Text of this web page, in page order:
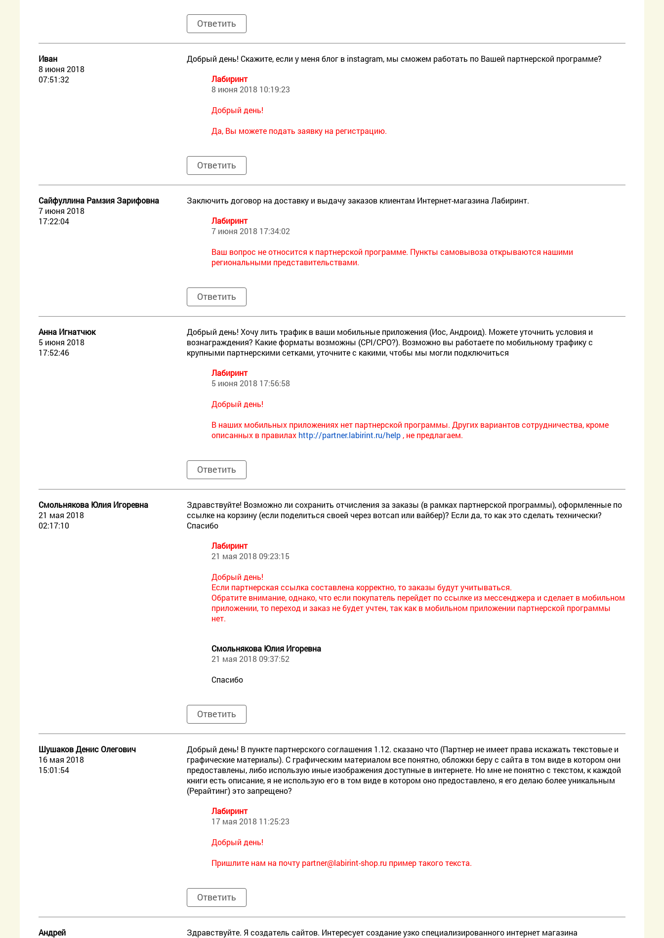
Ответить
Иван
8 июня 2018
07:51:32
Добрый день! Скажите, если у меня блог в instagram, мы сможем работать по Вашей партнерской программе?
Лабиринт
8 июня 2018 10:19:23
Добрый день!
Да, Вы можете подать заявку на регистрацию.
Ответить
Сайфуллина Рамзия Зарифовна
7 июня 2018
17:22:04
Заключить договор на доставку и выдачу заказов клиентам Интернет-магазина Лабиринт.
Лабиринт
7 июня 2018 17:34:02
Ваш вопрос не относится к партнерской программе. Пункты самовывоза открываются нашими
региональными представительствами.
Ответить
Анна Игнатчюк
5 июня 2018
17:52:46
Добрый день! Хочу лить трафик в ваши мобильные приложения (Иос, Андроид). Можете уточнить условия и
вознаграждения? Какие форматы возможны (CPI/CPO?). Возможно вы работаете по мобильному трафику с
крупными партнерскими сетками, уточните с какими, чтобы мы могли подключиться
Лабиринт
5 июня 2018 17:56:58
Добрый день!
В наших мобильных приложениях нет партнерской программы. Других вариантов сотрудничества, кроме
описанных в правилах http://partner.labirint.ru/help , не предлагаем.
Ответить
Смольнякова Юлия Игоревна
21 мая 2018
02:17:10
Здравствуйте! Возможно ли сохранить отчисления за заказы (в рамках партнерской программы), оформленные по
ссылке на корзину (если поделиться своей через вотсап или вайбер)? Если да, то как это сделать технически?
Спасибо
Лабиринт
21 мая 2018 09:23:15
Добрый день!
Если партнерская ссылка составлена корректно, то заказы будут учитываться.
Обратите внимание, однако, что если покупатель перейдет по ссылке из мессенджера и сделает в мобильном
приложении, то переход и заказ не будет учтен, так как в мобильном приложении партнерской программы
нет.
Смольнякова Юлия Игоревна
21 мая 2018 09:37:52
Спасибо
Ответить
Шушаков Денис Олегович
16 мая 2018
15:01:54
Добрый день! В пункте партнерского соглашения 1.12. сказано что (Партнер не имеет права искажать текстовые и
графические материалы). С графическим материалом все понятно, обложки беру с сайта в том виде в котором они
предоставлены, либо использую иные изображения доступные в интернете. Но мне не понятно с текстом, к каждой
книги есть описание, я не использую его в том виде в котором оно предоставлено, я его делаю более уникальным
(Рерайтинг) это запрещено?
Лабиринт
17 мая 2018 11:25:23
Добрый день!
Пришлите нам на почту partner@labirint-shop.ru пример такого текста.
Ответить
Андрей
Здравствуйте. Я создатель сайтов. Интересует создание узко специализированного интернет магазина